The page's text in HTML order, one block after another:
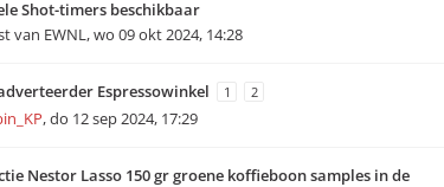
Shot-timers beschikbaar
van EWNL,wo 09 okt 2024, 14:28
Espressowinkel 1 2
,do 12 sep 2024, 17:29
Nestor Lasso 150 gr groene koffieboon samples in de